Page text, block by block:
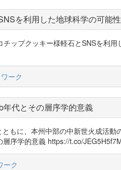
を利用した地球科学の可能
ップクッキー様軽石とSNSを利
ーク
代とその層序学的意義
もに、本州中部の中新世火成活
序学的意義 https://t.co/
ーク